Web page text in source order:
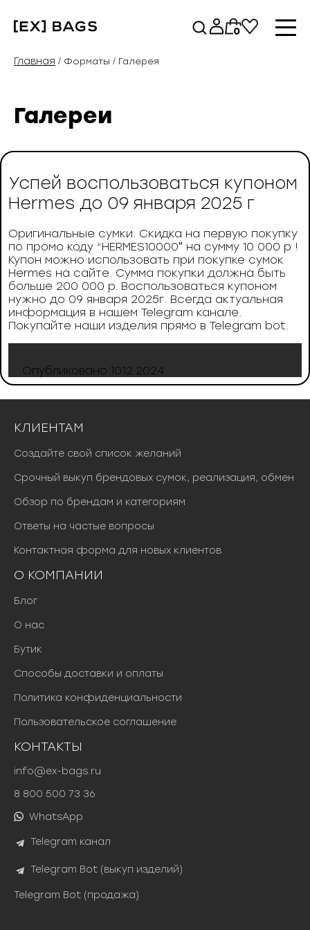
содержимому
0
Главная / Форматы / Галерея
Галереи
Успей воспользоваться купоном
Hermes до 09 января 2025 г
Оригинальные сумки. Скидка на первую покупку
по промо коду “HERMES10000″ на сумму 10 000 р !
Купон можно использовать при покупке сумок
Hermes на сайте. Сумма покупки должна быть
больше 200 000 р. Воспользоваться купоном
нужно до 09 января 2025г. Всегда актуальная
информация в нашем Telegram канале.
Покупайте наши изделия прямо в Telegram bot.
Опубликовано 10.12.2024
КЛИЕНТАМ
Создайте свой список желаний
Срочный выкуп брендовых сумок, реализация, обмен
Обзор по брендам и категориям
Ответы на частые вопросы
Контактная форма для новых клиентов
О КОМПАНИИ
Блог
О нас
Бутик
Способы доставки и оплаты
Политика конфиденциальности
Пользовательское соглашение
КОНТАКТЫ
info@ex-bags.ru
8 800 500 73 36
WhatsApp
Telegram канал
Telegram Bot (выкуп изделий)
Telegram Bot (продажа)